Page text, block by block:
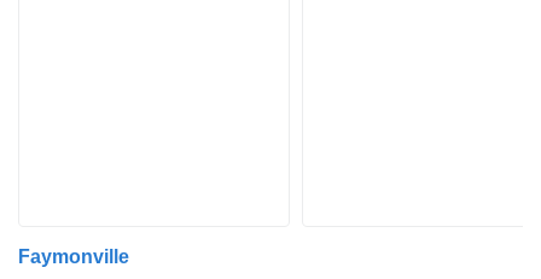
Faymonville